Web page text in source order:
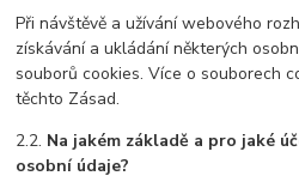
Při návštěvě a užívání webového
získávání a ukládání některých
souborů cookies. Více o souborech
těchto Zásad.
2.2. Na jakém základě a pro jaké
osobní údaje?